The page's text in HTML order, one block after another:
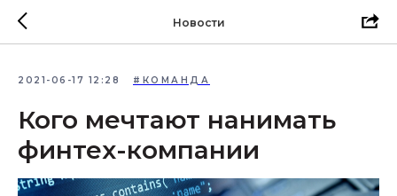
Новости
2021-06-17 12:28 #КОМАНДА
Кого мечтают нанимать
финтех-компании